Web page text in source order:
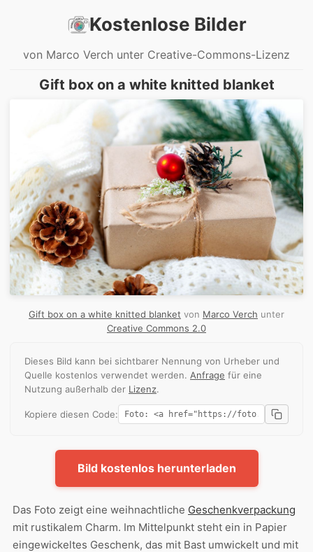
Kostenlose Bilder
von Marco Verch unter Creative-Commons-Lizenz
Gift box on a white knitted blanket
Gift box on a white knitted blanket von Marco Verch unter
Creative Commons 2.0
Dieses Bild kann bei sichtbarer Nennung von Urheber und
Quelle kostenlos verwendet werden. Anfrage für eine
Nutzung außerhalb der Lizenz.
Kopiere diesen Code:
Bild kostenlos herunterladen
Das Foto zeigt eine weihnachtliche Geschenkverpackung
mit rustikalem Charm. Im Mittelpunkt steht ein in Papier
eingewickeltes Geschenk, das mit Bast umwickelt und mit